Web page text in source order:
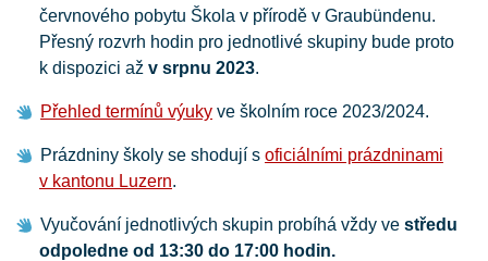
červnového pobytu Škola v přírodě v Graubündenu.
Přesný rozvrh hodin pro jednotlivé skupiny bude proto
k dispozici až v srpnu 2023.
Přehled termínů výuky ve školním roce 2023/2024.
Prázdniny školy se shodují s oficiálními prázdninami
v kantonu Luzern.
Vyučování jednotlivých skupin probíhá vždy ve středu
odpoledne od 13:30 do 17:00 hodin.